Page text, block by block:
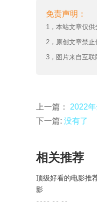
免责声明：
1，本站文章仅供
2，原创文章禁止
3，图片来自互联
上一篇： 2022
下一篇: 没有了
相关推荐
顶级好看的电影推
影